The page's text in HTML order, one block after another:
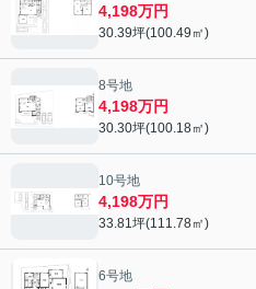
4,198万円
30.39坪(100.49㎡)
8号地
4,198万円
30.30坪(100.18㎡)
10号地
4,198万円
33.81坪(111.78㎡)
6号地